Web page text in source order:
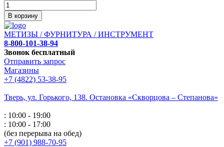
В корзину
МЕТИЗЫ / ФУРНИТУРА / ИНСТРУМЕНТ
8-800-101-38-94
Звонок бесплатный
Отправить запрос
Магазины
+7 (4822) 53-38-95
Тверь, ул. Горького, 138. Остановка «Скворцова – Степанова»
: 10:00 - 19:00
: 10:00 - 17:00
(без перерыва на обед)
+7 (901) 988-70-95